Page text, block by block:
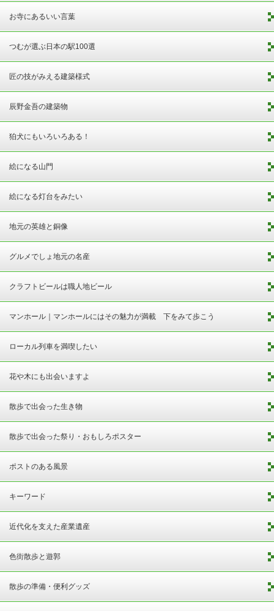
お寺にあるいい言葉
つむが選ぶ日本の駅100選
匠の技がみえる建築様式
辰野金吾の建築物
狛犬にもいろいろある！
絵になる山門
絵になる灯台をみたい
地元の英雄と銅像
グルメでしょ地元の名産
クラフトビールは職人地ビール
マンホール｜マンホールにはその魅力が満載 下をみて歩こう
ローカル列車を満喫したい
花や木にも出会いますよ
散歩で出会った生き物
散歩で出会った祭り・おもしろポスター
ポストのある風景
キーワード
近代化を支えた産業遺産
色街散歩と遊郭
散歩の準備・便利グッズ